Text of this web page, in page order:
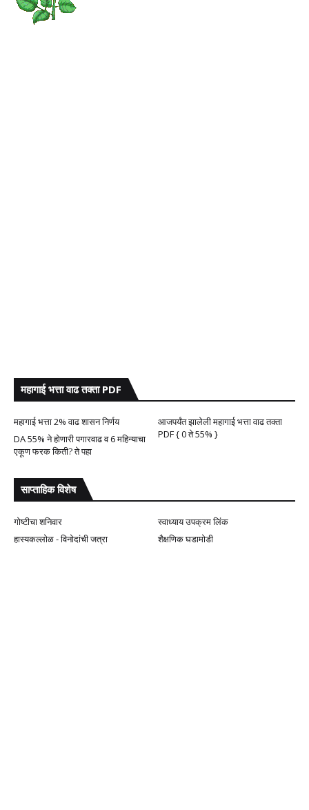
महागाई भत्ता वाढ तक्ता PDF
महागाई भत्ता 2% वाढ शासन निर्णय
आजपर्यंत झालेली महागाई भत्ता वाढ तक्ता
PDF { 0 ते 55% }
DA 55% ने होणारी पगारवाढ व 6 महिन्याचा
एकूण फरक किती? ते पहा
साप्ताहिक विशेष
गोष्टीचा शनिवार
स्वाध्याय उपक्रम लिंक
हास्यकल्लोळ - विनोदांची जत्रा
शैक्षणिक घडामोडी